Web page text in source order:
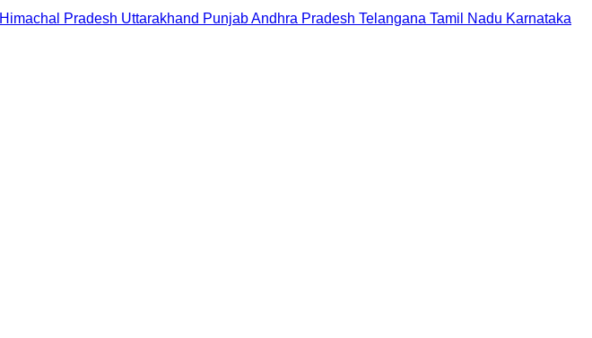
Himachal Pradesh Uttarakhand PunjabAndhra Pradesh Telangana Tamil Nadu Karnataka